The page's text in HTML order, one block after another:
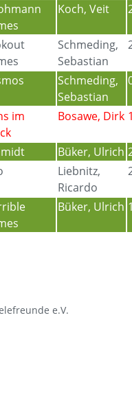
Koch, Veit
Schmeding,
Sebastian
Schmeding,
Sebastian
im
Bosawe, Dirk
Büker, Ulrich
Liebnitz,
Ricardo
Büker, Ulrich
e.V.